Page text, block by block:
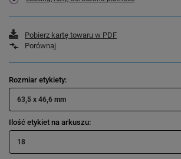
Pobierz kartę towaru w PDF
Porównaj
Rozmiar etykiety
63,5 x 46,6 mm
Ilość etykiet na arkuszu
18